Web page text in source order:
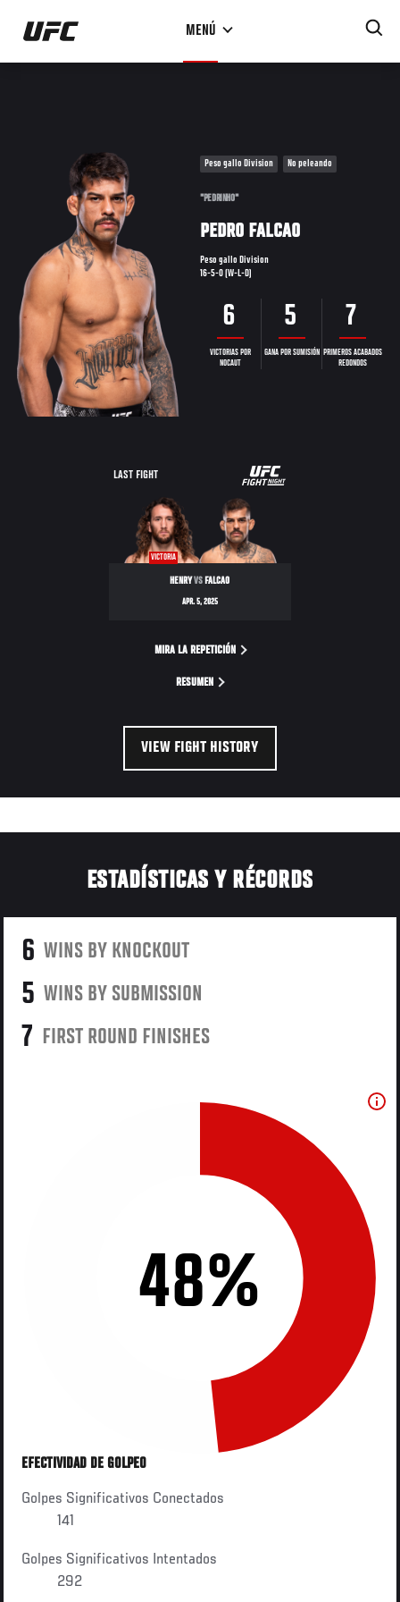
Pasar
contenido
MENÚ
Peso gallo Division No peleando
"PEDRINHO"
PEDRO FALCAO
Peso gallo Division
16-5-0 (W-L-D)
6
VICTORIAS POR
NOCAUT
5
GANA POR SUMISIÓN
7
PRIMEROS ACABADOS
REDONDOS
LAST FIGHT
UFC
FIGHT
NIGHT
VICTORIA
HENRYVS FALCAO
APR. 5, 2025
MIRA LA REPETICIÓN
RESUMEN
VIEW FIGHT HISTORY
ESTADÍSTICAS Y RÉCORDS
6 WINS BY KNOCKOUT
5 WINS BY SUBMISSION
7 FIRST ROUND FINISHES
48%
EFECTIVIDAD DE GOLPEO
Golpes Significativos Conectados
141
Golpes Significativos Intentados
292